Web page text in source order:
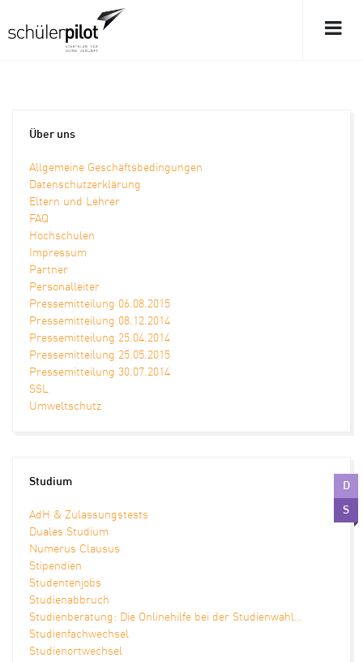
Über uns
Allgemeine Geschäftsbedingungen
Datenschutzerklärung
Eltern und Lehrer
FAQ
Hochschulen
Impressum
Partner
Personalleiter
Pressemitteilung 06.08.2015
Pressemitteilung 08.12.2014
Pressemitteilung 25.04.2014
Pressemitteilung 25.05.2015
Pressemitteilung 30.07.2014
SSL
Umweltschutz
D
S
Studium
AdH & Zulassungstests
Duales Studium
Numerus Clausus
Stipendien
Studentenjobs
Studienabbruch
Studienberatung: Die Onlinehilfe bei der Studienwahl…
Studienfachwechsel
Studienortwechsel